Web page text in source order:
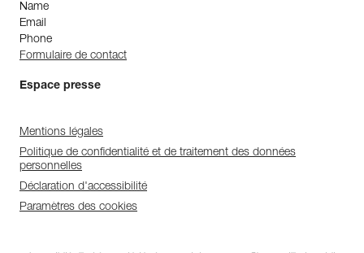
Name
Email
Phone
Formulaire de contact
Espace presse
Mentions légales
Politique de confidentialité et de traitement des données
personnelles
Déclaration d'accessibilité
Paramètres des cookies